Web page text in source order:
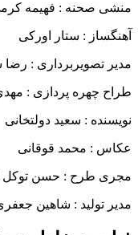
منشی صحنه : فهیمه
آهنگساز : ستار اورکی
مدیر تصویربرداری :
طراح چهره پردازی :
نویسنده : سعید دولتخانی
عکاس : محمد قوقانی
مجری طرح : حسن توکل
مدیر تولید : شاهین